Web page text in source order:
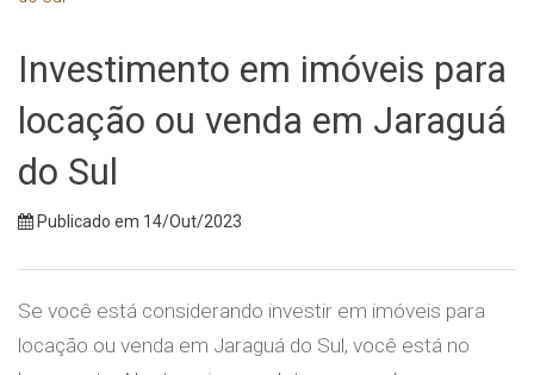
Investimento em imóveis para
locação ou venda em Jaraguá
do Sul
Publicado em 14/Out/2023
Se você está considerando investir em imóveis para
locação ou venda em Jaraguá do Sul, você está no